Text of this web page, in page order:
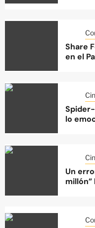
Share
en el
Spider-
lo
Un